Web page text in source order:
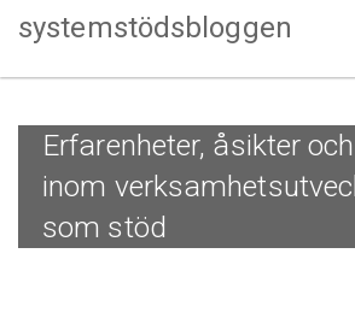
systemstödsbloggen
Erfarenheter, åsikter
inom
som stöd